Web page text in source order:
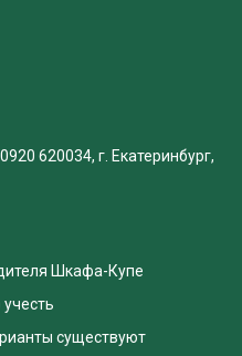
620034, г. Екатеринбург,
Шкафа-Купе
существуют